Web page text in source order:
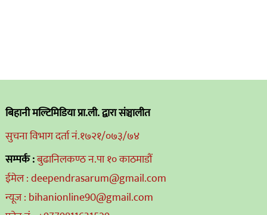
बिहानी मल्टिमिडिया प्रा.ली. द्वारा संञ्चालीत
सुचना विभाग दर्ता नं.१७२१/०७३/७४
सम्पर्क :बुढानिलकण्ठ न.पा १० काठमाडौं
ईमेल : deependrasarum@gmail.com
न्यूज : bihanionline90@gmail.com